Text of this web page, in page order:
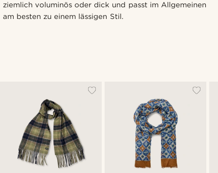
ziemlich voluminös oder dick und passt im Allgemeinen
am besten zu einem lässigen Stil.